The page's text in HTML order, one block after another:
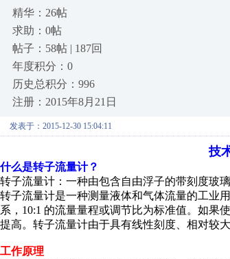
精华：26帖
求助：0帖
帖子：58帖 | 187回
年度积分：0
历史总积分：996
注册：2015年8月21日
发表于：2015-12-30 15:04:11
技
什么是转子流量计？
转子流量计：一种由包含自由浮子的带刻度玻
转子流量计是一种测量液体和气体流量的工业
系，10:1 的流量量程或调节比为标准值。如果
提高。转子流量计由于具有线性刻度、相对较
工作原理